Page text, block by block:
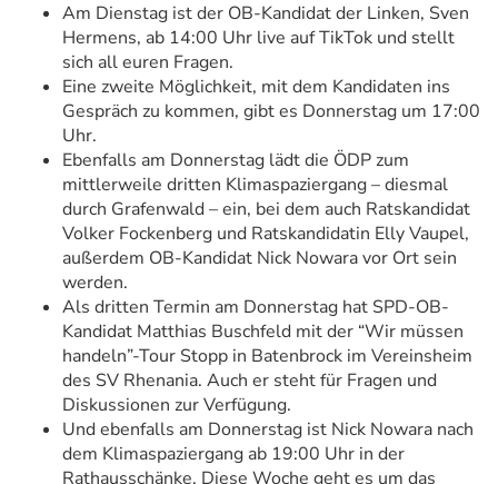
Am Dienstag ist der OB-Kandidat der Linken, Sven
Hermens, ab 14:00 Uhr live auf TikTok und stellt
sich all euren Fragen.
Eine zweite Möglichkeit, mit dem Kandidaten ins
Gespräch zu kommen, gibt es Donnerstag um 17:00
Uhr.
Ebenfalls am Donnerstag lädt die ÖDP zum
mittlerweile dritten Klimaspaziergang – diesmal
durch Grafenwald – ein, bei dem auch Ratskandidat
Volker Fockenberg und Ratskandidatin Elly Vaupel,
außerdem OB-Kandidat Nick Nowara vor Ort sein
werden.
Als dritten Termin am Donnerstag hat SPD-OB-
Kandidat Matthias Buschfeld mit der “Wir müssen
handeln”-Tour Stopp in Batenbrock im Vereinsheim
des SV Rhenania. Auch er steht für Fragen und
Diskussionen zur Verfügung.
Und ebenfalls am Donnerstag ist Nick Nowara nach
dem Klimaspaziergang ab 19:00 Uhr in der
Rathausschänke. Diese Woche geht es um das